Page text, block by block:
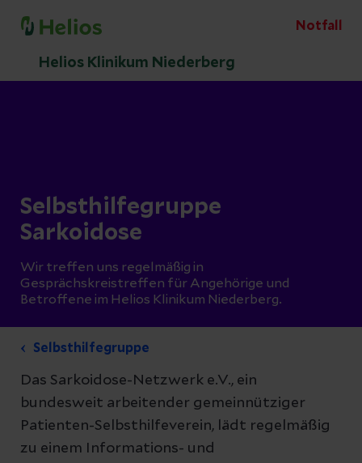
Notfall
Helios Klinikum Niederberg
Selbsthilfegruppe
Sarkoidose
Wir treffen uns regelmäßig in
Gesprächskreistreffen für Angehörige und
Betroffene im Helios Klinikum Niederberg.
Selbsthilfegruppe
Das Sarkoidose-Netzwerk e.V., ein
bundesweit arbeitender gemeinnütziger
Patienten-Selbsthilfeverein, lädt regelmäßig
zu einem Informations- und